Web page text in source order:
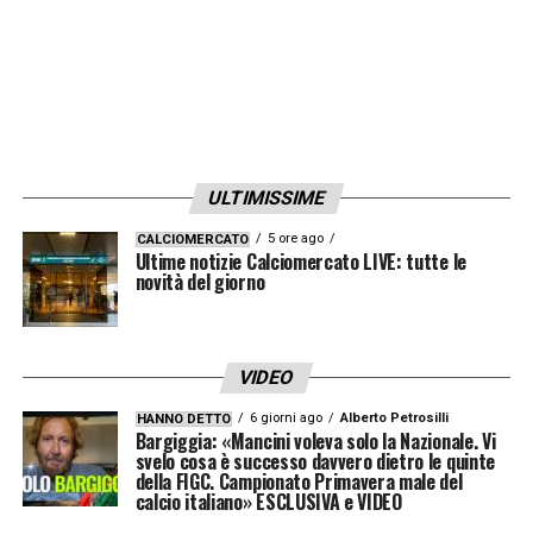
ULTIMISSIME
CALCIOMERCATO 5 ore ago
Ultime notizie Calciomercato LIVE: tutte le
novità del giorno
VIDEO
HANNO DETTO 6 giorni ago Alberto Petrosilli
Bargiggia: «Mancini voleva solo la Nazionale. Vi
svelo cosa è successo davvero dietro le quinte
della FIGC. Campionato Primavera male del
calcio italiano» ESCLUSIVA e VIDEO